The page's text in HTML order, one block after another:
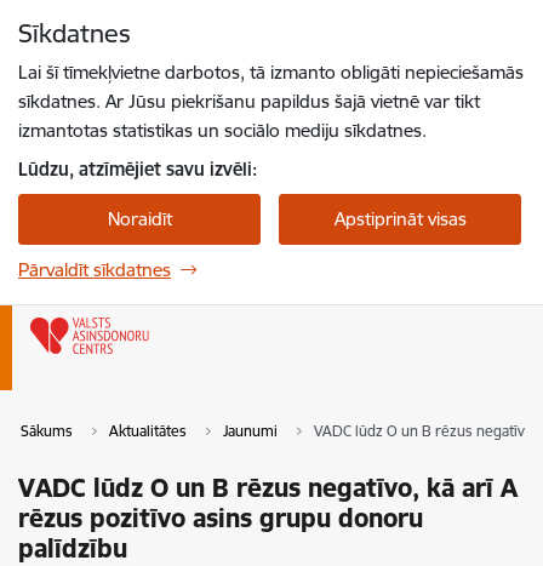
Sīkdatnes
Lai šī tīmekļvietne darbotos, tā izmanto obligāti nepieciešamās
sīkdatnes. Ar Jūsu piekrišanu papildus šajā vietnē var tikt
izmantotas statistikas un sociālo mediju sīkdatnes.
Lūdzu, atzīmējiet savu izvēli:
Noraidīt Apstiprināt visas
Pārvaldīt sīkdatnes
Sākums Aktualitātes Jaunumi VADC lūdz O un B rēzus
VADC lūdz O un B rēzus negatīvo, kā arī A
rēzus pozitīvo asins grupu donoru
palīdzību